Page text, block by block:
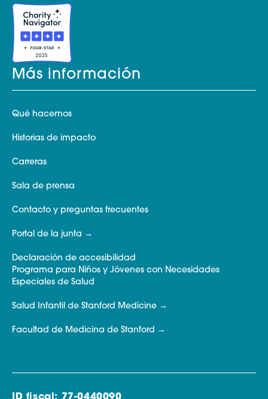
Más información
Qué hacemos
Historias de impacto
Carreras
Sala de prensa
Contacto y preguntas frecuentes
Portal de la junta
Declaración de accesibilidad
Programa para Niños y Jóvenes con Necesidades
Especiales de Salud
Salud Infantil de Stanford Medicine
Facultad de Medicina de Stanford